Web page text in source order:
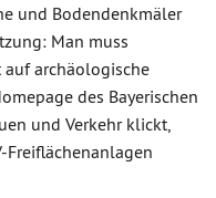
und Bodendenkmäler
Man muss
archäologische
des Bayerischen
und Verkehr klickt,
Freiflächenanlagen